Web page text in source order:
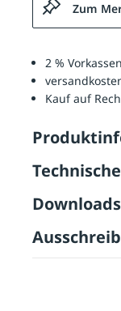
Zum
2 %
Kauf auf
Downloads